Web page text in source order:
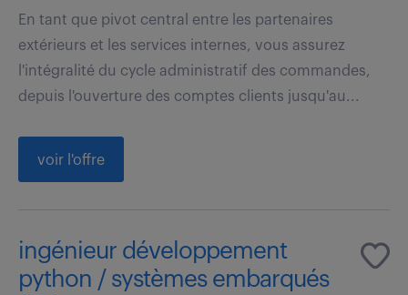
En tant que pivot central entre les partenaires
extérieurs et les services internes, vous assurez
l'intégralité du cycle administratif des commandes,
depuis l'ouverture des comptes clients jusqu'au...
voir l'offre
ingénieur développement
python / systèmes embarqués